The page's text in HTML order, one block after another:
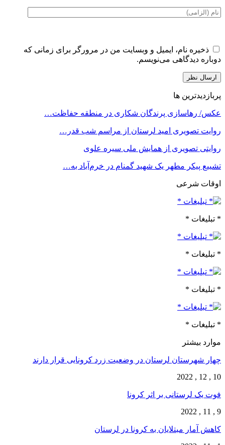
ذخیره نام، ایمیل و وبسایت من در مرورگر برای زمانی که
دوباره دیدگاهی می‌نویسم.
پربازدیدترین ها
عکس/ رهاسازی پرندگان شکاری در منطقه حفاظت…
روایت تصویری امید لرستان از مراسم شب قدر…
روایتی تصویری از همایش ملی سیره علوی
تشییع پیکر مطهر یک شهید گمنام در خرم‌آباد به…
اوقات شرعی
* تبلیغات *
* تبلیغات *
* تبلیغات *
* تبلیغات *
موارد بیشتر
چهار شهرستان لرستان در وضعیت زرد کرونایی قرار دارند
10 , 12 , 2022
فوت یک لرستانی بر اثر کرونا
9 , 11 , 2022
کاهش آمار مبتلایان به کرونا در لرستان